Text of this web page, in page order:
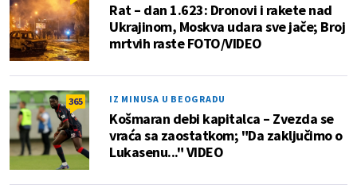
Rat – dan 1.623: Dronovi i rakete nad
Ukrajinom, Moskva udara sve jače; Broj
mrtvih raste FOTO/VIDEO
365 IZ MINUSA U BEOGRADU
Košmaran debi kapitalca – Zvezda se
vraća sa zaostatkom; "Da zaključimo o
Lukasenu..." VIDEO